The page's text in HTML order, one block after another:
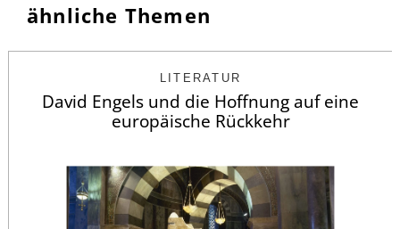
ähnliche Themen
LITERATUR
David Engels und die Hoffnung auf eine
europäische Rückkehr